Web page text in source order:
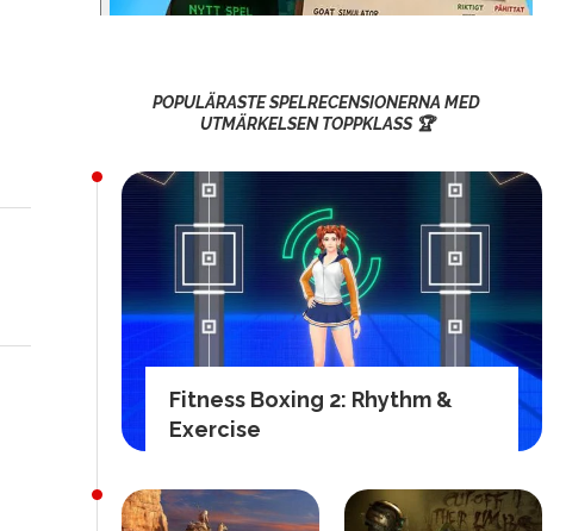
POPULÄRASTE SPELRECENSIONERNA MED
UTMÄRKELSEN TOPPKLASS 🏆
Fitness Boxing 2: Rhythm &
Exercise